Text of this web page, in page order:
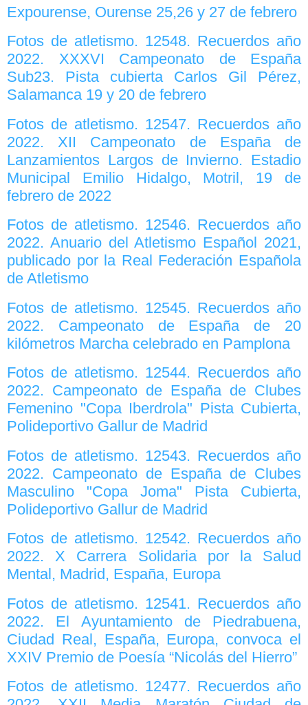
Expourense, Ourense 25,26 y 27 de febrero
Fotos de atletismo. 12548. Recuerdos año
2022. XXXVI Campeonato de España
Sub23. Pista cubierta Carlos Gil Pérez,
Salamanca 19 y 20 de febrero
Fotos de atletismo. 12547. Recuerdos año
2022. XII Campeonato de España de
Lanzamientos Largos de Invierno. Estadio
Municipal Emilio Hidalgo, Motril, 19 de
febrero de 2022
Fotos de atletismo. 12546. Recuerdos año
2022. Anuario del Atletismo Español 2021,
publicado por la Real Federación Española
de Atletismo
Fotos de atletismo. 12545. Recuerdos año
2022. Campeonato de España de 20
kilómetros Marcha celebrado en Pamplona
Fotos de atletismo. 12544. Recuerdos año
2022. Campeonato de España de Clubes
Femenino "Copa Iberdrola" Pista Cubierta,
Polideportivo Gallur de Madrid
Fotos de atletismo. 12543. Recuerdos año
2022. Campeonato de España de Clubes
Masculino "Copa Joma" Pista Cubierta,
Polideportivo Gallur de Madrid
Fotos de atletismo. 12542. Recuerdos año
2022. X Carrera Solidaria por la Salud
Mental, Madrid, España, Europa
Fotos de atletismo. 12541. Recuerdos año
2022. El Ayuntamiento de Piedrabuena,
Ciudad Real, España, Europa, convoca el
XXIV Premio de Poesía “Nicolás del Hierro”
Fotos de atletismo. 12477. Recuerdos año